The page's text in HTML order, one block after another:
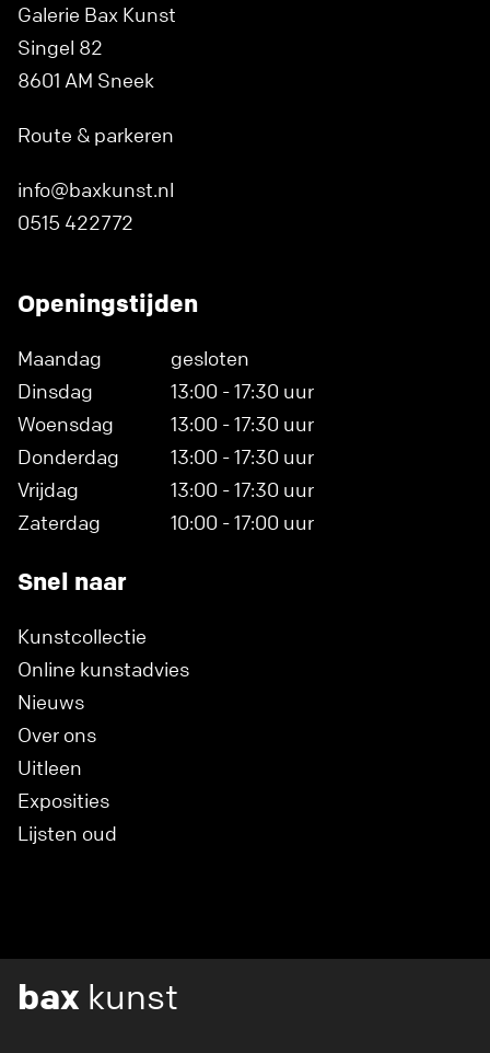
Galerie Bax Kunst
Singel 82
8601 AM Sneek
Route & parkeren
info@baxkunst.nl
0515 422772
Openingstijden
Maandag
gesloten
Dinsdag
13:00 - 17:30 uur
Woensdag
13:00 - 17:30 uur
Donderdag
13:00 - 17:30 uur
Vrijdag
13:00 - 17:30 uur
Zaterdag
10:00 - 17:00 uur
Snel naar
Kunstcollectie
Online kunstadvies
Nieuws
Over ons
Uitleen
Exposities
Lijsten oud
bax kunst